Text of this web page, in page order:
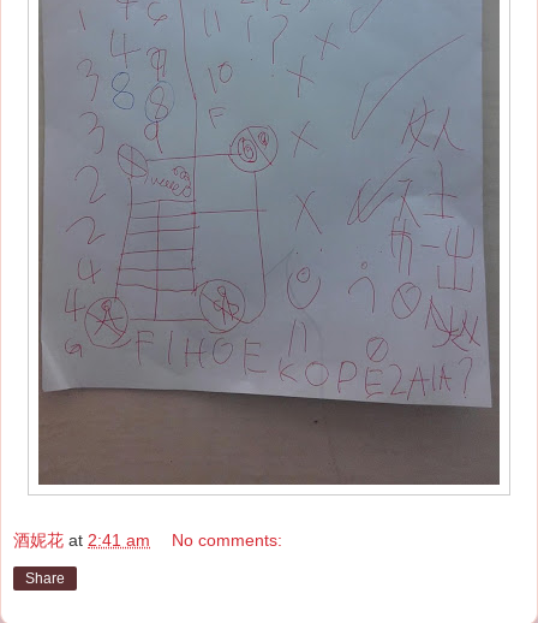
酒妮花 at 2:41 am No comments:
Share